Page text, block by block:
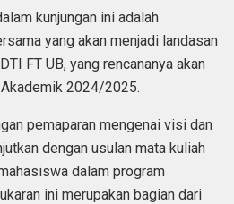
kunjungan ini adalah
yang akan menjadi landasan
FT UB, yang rencananya akan
2024/2025.
pemaparan mengenai visi dan
dengan usulan mata kuliah
dalam program
ini merupakan bagian dari